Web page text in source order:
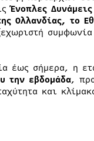
Ένοπλες
Ολλανδίας, το
έως σήμερα, η
την εβδομάδα,
και